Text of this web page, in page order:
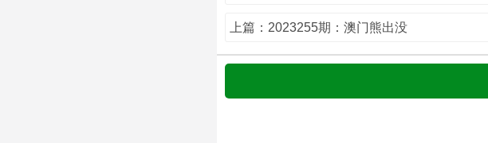
上篇：2023255期：澳门熊出没